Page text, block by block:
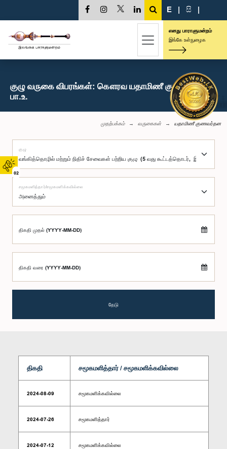
02
E | සි |
எனது பாராளுமன்றம்
இங்கே உள்நுழைக
குழு வருகை விபரங்கள்: கௌரவ யதாமிணீ குணவர்தன,
பா.உ.
முதற்பக்கம் வருகைகள் யதாமிணீ குணவர்தன
குழு
சமூகமளித்தார்/சமூகமளிக்கவில்லை
திகதி முதல் (YYYY-MM-DD)
திகதி வரை (YYYY-MM-DD)
தேடு
திகதி சமூகமளித்தார் / சமூகமளிக்கவில்லை
2024-08-09 சமூகமளிக்கவில்லை
2024-07-26 சமூகமளித்தார்
2024-07-12 சமூகமளிக்கவில்லை